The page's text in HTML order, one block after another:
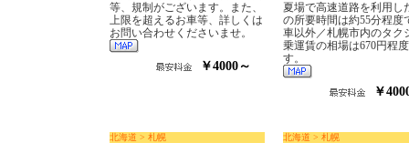
等、規制がございます。また、
上限を超えるお車等、詳しくは
お問い合わせくださいませ。
￥4000～
夏場で高速道路を利用し
の所要時間は約55分程度
車以外／札幌市内のタク
乗運賃の相場は670円程
す。
￥
北海道 > 札幌 北海道 > 札幌